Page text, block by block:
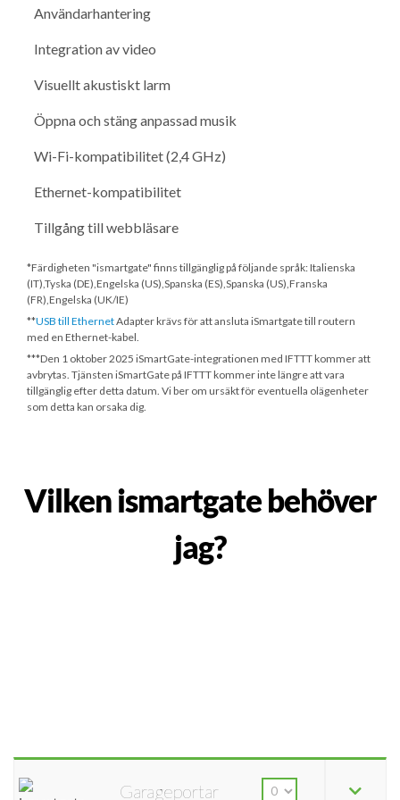
Användarhantering
Integration av video
Visuellt akustiskt larm
Öppna och stäng anpassad musik
Wi-Fi-kompatibilitet (2,4 GHz)
Ethernet-kompatibilitet
Tillgång till webbläsare
*Färdigheten "ismartgate" finns tillgänglig på följande språk: Italienska
(IT),Tyska (DE),Engelska (US),Spanska (ES),Spanska (US),Franska
(FR),Engelska (UK/IE)
**USB till EthernetAdapter krävs för att ansluta iSmartgate till routern
med en Ethernet-kabel.
***Den 1 oktober 2025 iSmartGate-integrationen med IFTTT kommer att
avbrytas. Tjänsten iSmartGate på IFTTT kommer inte längre att vara
tillgänglig efter detta datum. Vi ber om ursäkt för eventuella olägenheter
som detta kan orsaka dig.
Vilken ismartgate behöver
jag?
Garageportar